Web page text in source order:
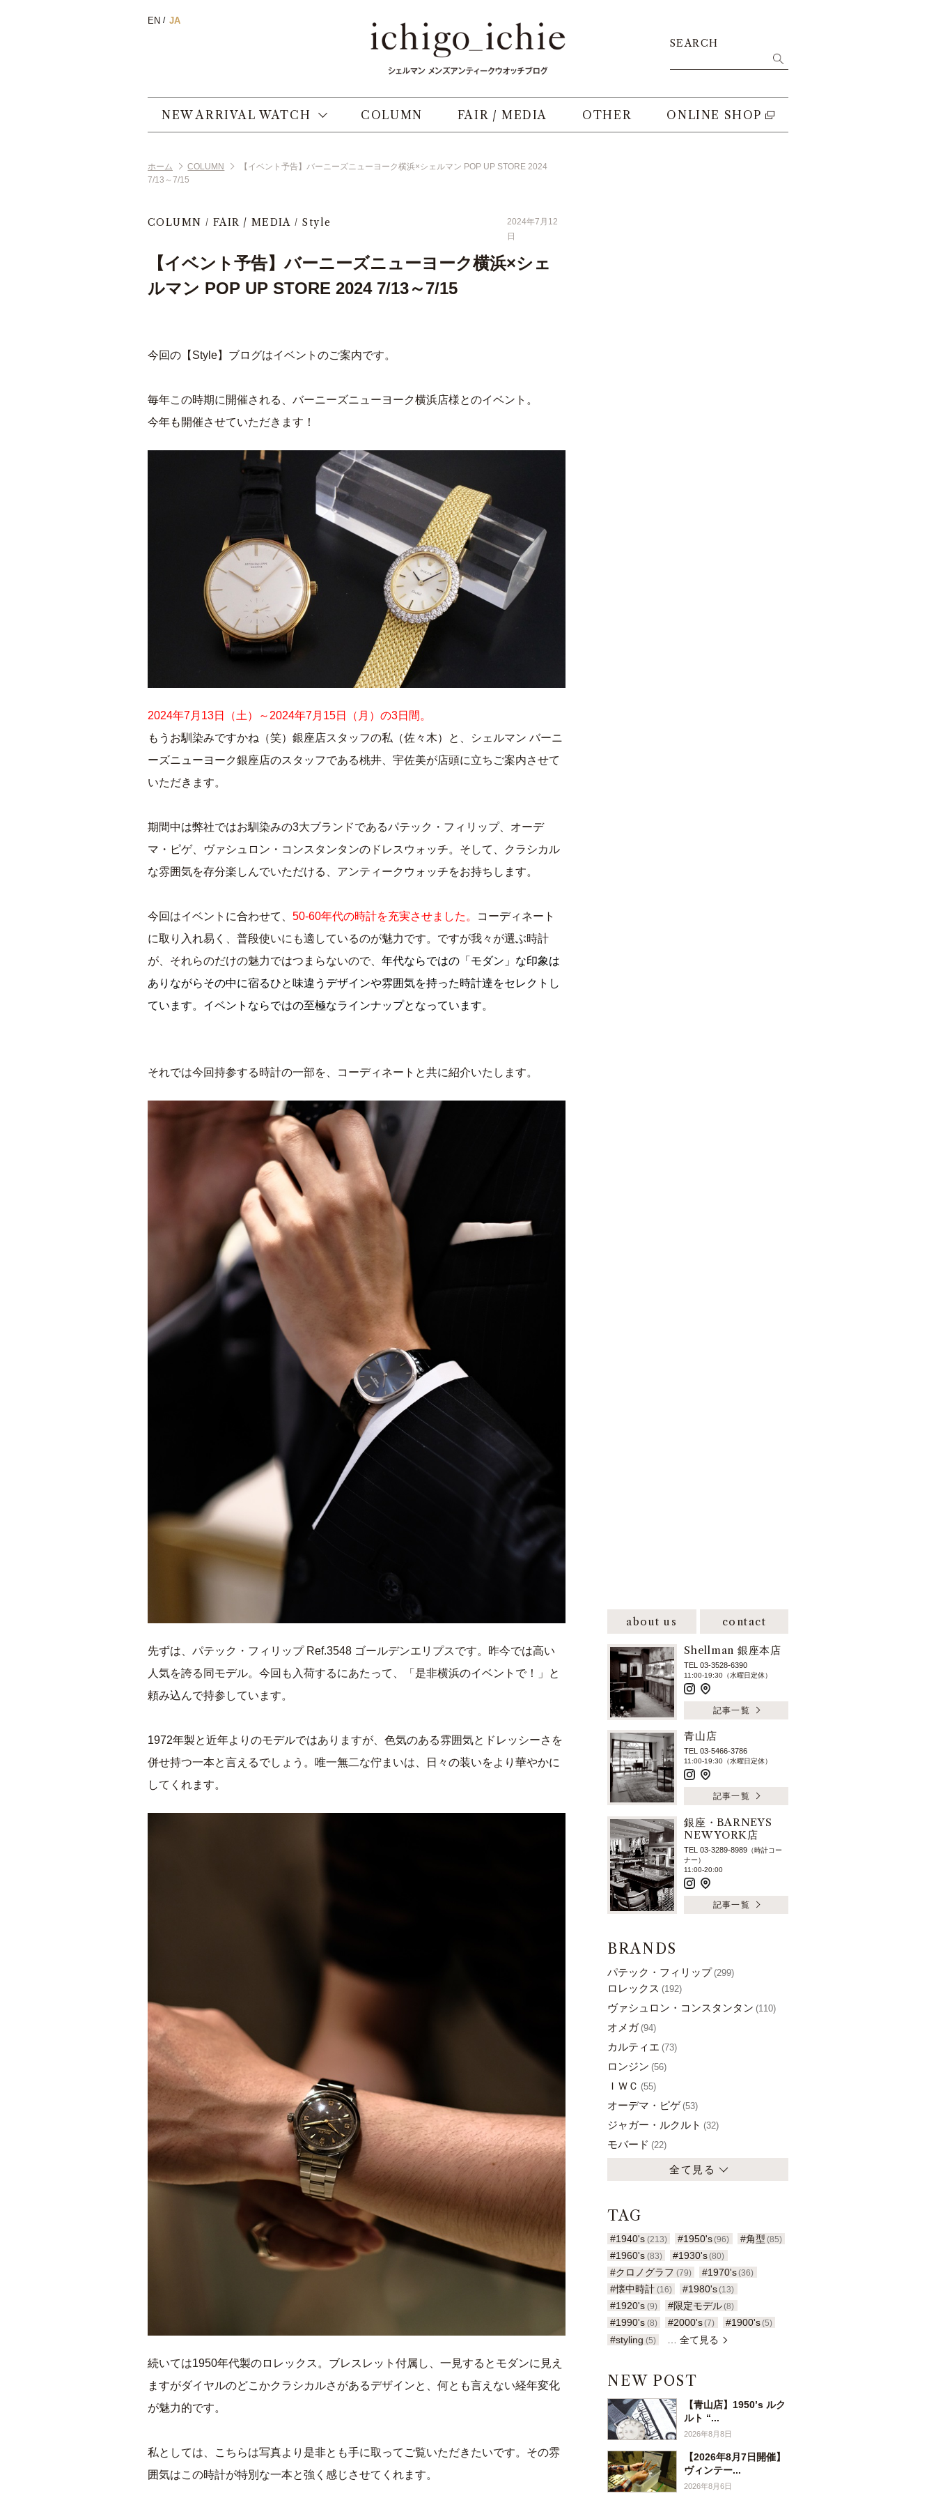
SEARCH
NEW ARRIVAL WATCH COLUMN FAIR / MEDIA OTHER ONLINE SHOP
ホーム COLUMN
【イベント予告】バーニーズニューヨーク横浜×シェルマン POP UP STORE 2024
7/13～7/15
COLUMN FAIR / MEDIA Style
2024年7月12
日
【イベント予告】バーニーズニューヨーク横浜×シェ
ルマン POP UP STORE 2024 7/13～7/15
今回の【Style】ブログはイベントのご案内です。
毎年この時期に開催される、バーニーズニューヨーク横浜店様とのイベント。
今年も開催させていただきます！
2024年7月13日（土）～2024年7月15日（月）の3日間。
もうお馴染みですかね（笑）銀座店スタッフの私（佐々木）と、シェルマン バーニ
ーズニューヨーク銀座店のスタッフである桃井、宇佐美が店頭に立ちご案内させて
いただきます。
期間中は弊社ではお馴染みの3大ブランドであるパテック・フィリップ、オーデ
マ・ピゲ、ヴァシュロン・コンスタンタンのドレスウォッチ。そして、クラシカル
な雰囲気を存分楽しんでいただける、アンティークウォッチをお持ちします。
今回はイベントに合わせて、 50-60年代の時計を充実させました。
コーディネート
に取り入れ易く、普段使いにも適しているのが魅力です。ですが我々が選ぶ時計
が、それらのだけの魅力ではつまらないので、 年代ならではの「モダン」な印象は
ありながらその中に宿るひと味違うデザインや雰囲気を持った時計達をセレクトし
ています。イベントならではの至極なラインナップとなっています。
それでは今回持参する時計の一部を、コーディネートと共に紹介いたします。
先ずは、パテック・フィリップ Ref.3548 ゴールデンエリプスです。昨今では高い
人気を誇る同モデル。今回も入荷するにあたって、「是非横浜のイベントで！」と
頼み込んで持参しています。
1972年製と近年よりのモデルではありますが、色気のある雰囲気とドレッシーさを
併せ持つ一本と言えるでしょう。唯一無二な佇まいは、日々の装いをより華やかに
してくれます。
続いては1950年代製のロレックス。ブレスレット付属し、一見するとモダンに見え
ますがダイヤルのどこかクラシカルさがあるデザインと、何とも言えない経年変化
が魅力的です。
私としては、こちらは写真より是非とも手に取ってご覧いただきたいです。その雰
囲気はこの時計が特別な一本と強く感じさせてくれます。
about us contact
Shellman 銀座本店
TEL 03-3528-6390
11:00-19:30（水曜日定休）
記事一覧
青山店
TEL 03-5466-3786
11:00-19:30（水曜日定休）
記事一覧
銀座・BARNEYS
NEW YORK店
TEL 03-3289-8989 （時計コー
ナー）
11:00-20:00
記事一覧
BRANDS
パテック・フィリップ (299)
ロレックス (192)
ヴァシュロン・コンスタンタン (110)
オメガ (94)
カルティエ (73)
ロンジン (56)
ＩＷＣ (55)
オーデマ・ピゲ (53)
ジャガー・ルクルト (32)
モバード (22)
全て見る
TAG
#1940's (213) #1950's(96) #角型 (85)
#1960's (83) #1930's(80)
#クロノグラフ (79) #1970's(36)
#懐中時計 (16) #1980's(13)
#1920's (9) #限定モデル(8)
#1990's (8) #2000's(7) #1900's(5)
#styling (5) … 全て見る
NEW POST
【青山店】1950’s ルク
ルト “...
2026年8月8日
【2026年8月7日開催】
ヴィンテー...
2026年8月6日
EN JA